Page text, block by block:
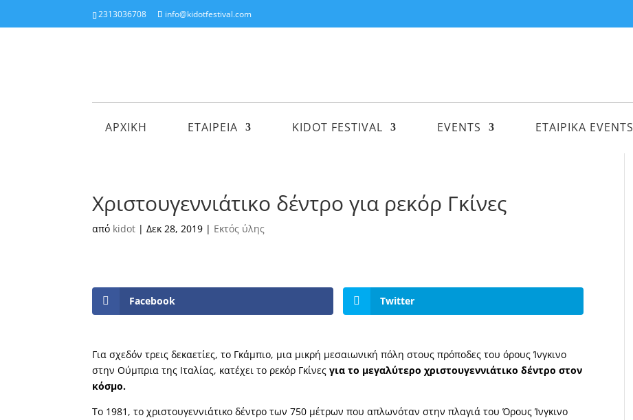
2313036708 info@kidotfestival.com
ΑΡΧΙΚΗ ΕΤΑΙΡΕΙΑ KIDOT FESTIVAL EVENTS ΕΤΑΙΡΙΚΑ EVENTS
Χριστουγεννιάτικο δέντρο για ρεκόρ Γκίνες
από kidot |Δεκ 28, 2019 | Εκτός ύλης
Facebook Twitter
Για σχεδόν τρεις δεκαετίες, το Γκάμπιο, μια μικρή μεσαιωνική πόλη στους πρόποδες του όρους Ίνγκινο
στην Ούμπρια της Ιταλίας, κατέχει το ρεκόρ Γκίνεςγια το μεγαλύτερο χριστουγεννιάτικο δέντρο στον
κόσμο.
Το 1981, το χριστουγεννιάτικο δέντρο των 750 μέτρων που απλωνόταν στην πλαγιά του Όρους Ίνγκινο